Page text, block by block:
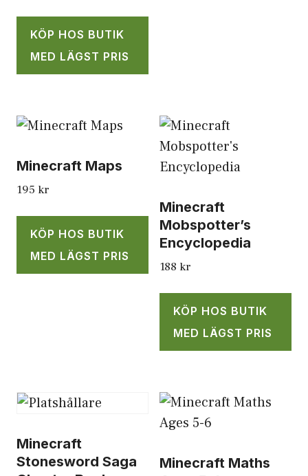
KÖP HOS BUTIK
MED LÄGST PRIS
Minecraft Maps
195 kr
KÖP HOS BUTIK
MED LÄGST PRIS
Minecraft
Mobspotter’s
Encyclopedia
188 kr
KÖP HOS BUTIK
MED LÄGST PRIS
Minecraft
Stonesword Saga
Minecraft Maths